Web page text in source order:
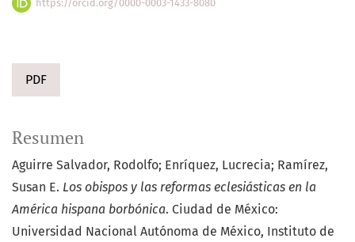
https://orcid.org/0000-0003-1433-8080
PDF
Resumen
Aguirre Salvador, Rodolfo; Enríquez, Lucrecia; Ramírez,
Susan E. Los obispos y las reformas eclesiásticas en la
América hispana borbónica. Ciudad de México:
Universidad Nacional Autónoma de México, Instituto de